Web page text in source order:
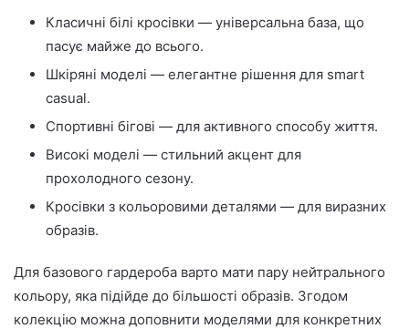
Класичні білі кросівки — універсальна база, що
пасує майже до всього.
Шкіряні моделі — елегантне рішення для smart
casual.
Спортивні бігові — для активного способу життя.
Високі моделі — стильний акцент для
прохолодного сезону.
Кросівки з кольоровими деталями — для виразних
образів.
Для базового гардероба варто мати пару нейтрального
кольору, яка підійде до більшості образів. Згодом
колекцію можна доповнити моделями для конкретних